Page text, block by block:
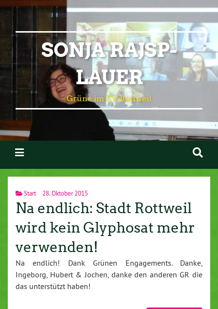
SONJA RAJSP-
LAUER
Grüne im KV Rottweil
Start 28. Oktober 2015
Na endlich: Stadt Rottweil
wird kein Glyphosat mehr
verwenden!
Na endlich! Dank Grünen Engagements. Danke,
Ingeborg, Hubert & Jochen, danke den anderen GR die
das unterstützt haben!